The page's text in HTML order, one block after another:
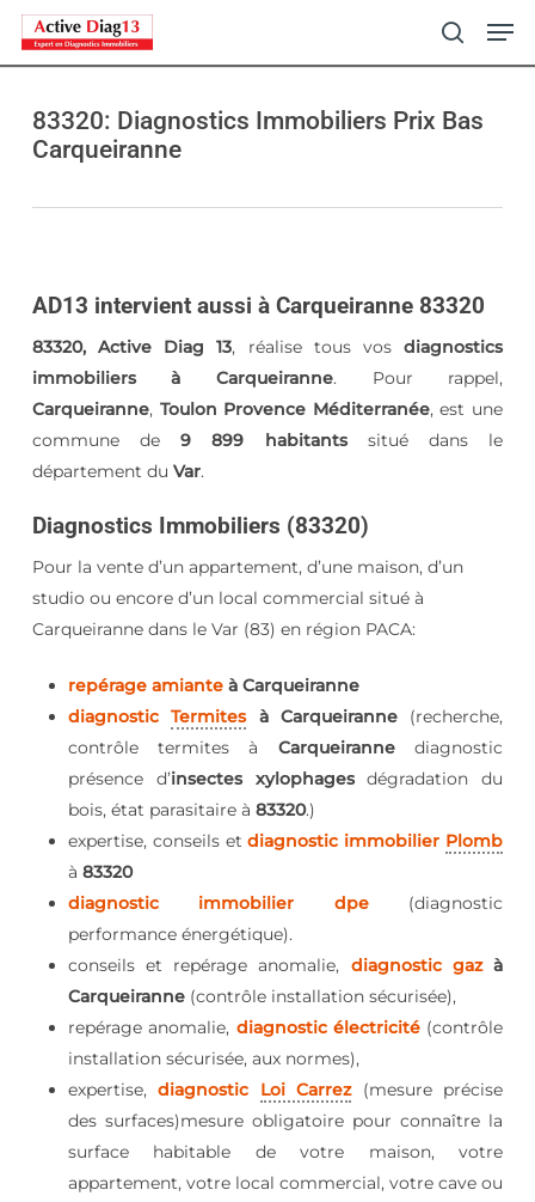
Skip
content83320: Diagnostics Immobiliers Prix Bas
Carqueiranne
AD13 intervient aussi à Carqueiranne 83320
83320, Active Diag 13, réalise tous vosdiagnostics
immobiliers à Carqueiranne. Pour rappel,
Carqueiranne, Toulon Provence Méditerranée, est une
commune de9 899 habitantssitué dans le
département du Var.
Diagnostics Immobiliers (83320)
Pour la vente d’un appartement, d’une maison, d’un
studio ou encore d’un local commercial situé à
Carqueiranne dans le Var (83) en région PACA:
repérage amianteà Carqueiranne
diagnosticTermitesà Carqueiranne (recherche,
contrôle termites à Carqueirannediagnostic
présence d’insectes xylophagesdégradation du
bois, état parasitaire à 83320.)
expertise, conseils etdiagnostic immobilier Plomb
à 83320
diagnostic immobilier dpe(diagnostic
performance énergétique).
conseils et repérage anomalie, diagnostic gazà
Carqueiranne (contrôle installation sécurisée),
repérage anomalie, diagnostic électricité (contrôle
installation sécurisée, aux normes),
expertise,diagnostic Loi Carrez (mesure précise
des surfaces)mesure obligatoire pour connaître la
surface habitable de votre maison, votre
appartement, votre local commercial, votre cave ou